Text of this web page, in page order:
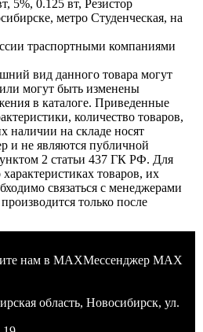
5%, 0.125 вт, Резистор
метро Студенческая, на
траспортными компаниями
вид данного товара могут
могут быть изменены
в каталоге. Приведенные
количество товаров,
наличии на складе носят
и не являются публичной
2 статьи 437 ГК РФ. Для
товаров, их
связаться с менеджерами
только после
Мессенджер MAX
область, Новосибирск, ул.